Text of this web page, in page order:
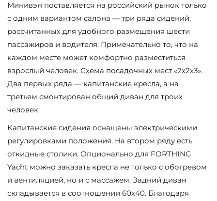
Минивэн поставляется на российский рынок только
с одним вариантом салона — три ряда сидений,
рассчитанных для удобного размещения шести
пассажиров и водителя. Примечательно то, что на
каждом месте может комфортно разместиться
взрослый человек. Схема посадочных мест «2х2х3».
Два первых ряда — капитанские кресла, а на
третьем смонтирован общий диван для троих
человек.
Капитанские сидения оснащены электрическими
регулировками положения. На втором ряду есть
откидные столики. Опционально для FORTHING
Yacht можно заказать кресла не только с обогревом
и вентиляцией, но и с массажем. Задний диван
складывается в соотношении 60х40. Благодаря